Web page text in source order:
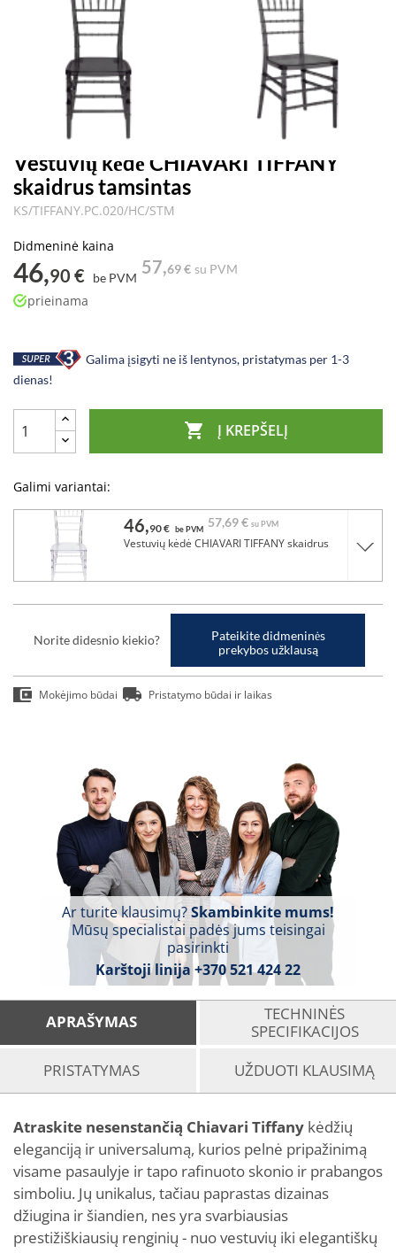
Vestuvių kėdė CHIAVARI TIFFANY
skaidrus tamsintas
KS/TIFFANY.PC.020/HC/STM
Didmeninė kaina
46,90 € be PVM
57,69 € su PVM
prieinama
Galima įsigyti ne iš lentynos, pristatymas per 1-3
dienas!
 Į KREPŠELĮ
Galimi variantai:
46,90 € be PVM 57,69 € su PVM
Vestuvių kėdė CHIAVARI TIFFANY skaidrus
Norite didesnio kiekio?
Pateikite didmeninės
prekybos užklausą
Mokėjimo būdai Pristatymo būdai ir laikas
Ar turite klausimų?Skambinkite mums!
Mūsų specialistai padės jums teisingai
pasirinkti
Karštoji linija +370 521 424 22
APRAŠYMAS
TECHNINĖS
SPECIFIKACIJOS
PRISTATYMAS
UŽDUOTI KLAUSIMĄ
Atraskite nesenstančią Chiavari Tiffany kėdžių
eleganciją ir universalumą, kurios pelnė pripažinimą
visame pasaulyje ir tapo rafinuoto skonio ir prabangos
simboliu. Jų unikalus, tačiau paprastas dizainas
džiugina ir šiandien, nes yra svarbiausias
prestižiškiausių renginių - nuo vestuvių iki elegantiškų